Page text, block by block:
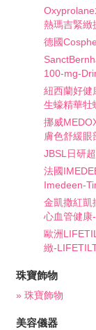
熱瑪吉緊緻
德國
100-mg-
紐西蘭好健
生蠔精華牡
挪威
膚色舒緩
JBSL日研
法國
Imedeen-
金凱撒紅凱
心血管健康
歐洲
緻-
珠寶飾物
» 珠寶飾物
美容儀器